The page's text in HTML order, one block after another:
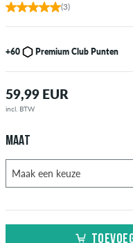
(3)
+60 Premium Club Punten
59,99 EUR
incl. BTW
MAAT